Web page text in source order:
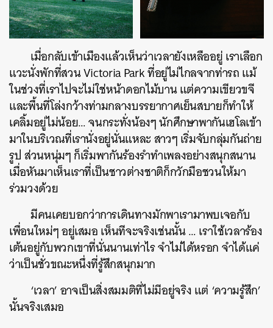
เมื่อกลับเข้าเมืองแล้วเห็นว่าเวลายังเหลืออยู่ เราเลือก
แวะนั่งพักที่สวน Victoria Park ที่อยู่ไม่ไกลจากท่ารถ แม้
ในช่วงที่เราไปจะไม่ใช่หน้าดอกไม้บาน แต่ความเขียวขจี
และพื้นที่โล่งกว้างท่ามกลางบรรยากาศเย็นสบายก็ทำให้
เคลิ้มอยู่ไม่น้อย… จนกระทั่งน้องๆ นักศึกษาพากันเฮโลเข้า
มาในบริเวณที่เรานั่งอยู่นั่นแหละ สาวๆ เริ่มจับกลุ่มกันถ่าย
รูป ส่วนหนุ่มๆ ก็เริ่มพากันร้องรำทำเพลงอย่างสนุกสนาน
เมื่อหันมาเห็นเราที่เป็นชาวต่างชาติก็กวักมือชวนให้มา
ร่วมวงด้วย
มีคนเคยบอกว่าการเดินทางมักพาเรามาพบเจอกับ
เพื่อนใหม่ๆ อยู่เสมอ เห็นทีจะจริงเช่นนั้น … เราใช้เวลาร้อง
เต้นอยู่กับพวกเขาที่นั่นนานเท่าไร จำไม่ได้หรอก จำได้แค่
ว่าเป็นชั่วขณะหนึ่งที่รู้สึกสนุกมาก
‘เวลา’ อาจเป็นสิ่งสมมติที่ไม่มีอยู่จริง แต่ ‘ความรู้สึก’
นั้นจริงเสมอ